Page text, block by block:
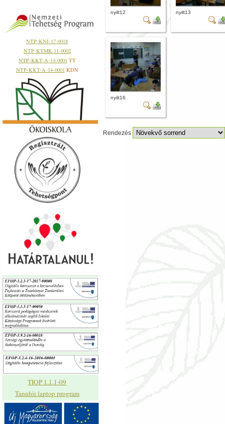
NTP-KNI-17-0018
NTP-KTMK-11-0002
NTP-KKT-A-14-0001 TT
NTP-KKT-A-14-0001 KDN
TIOP 1.1.1-09
Tanulói laptop program
nyilt12 nyilt13
nyilt16
Rendezés